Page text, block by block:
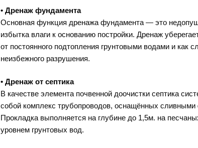
• Дренаж фундамента
Основная функция дренажа фундамента — это
избытка влаги к основанию постройки. Дренаж
от постоянного подтопления грунтовыми водами и как
неизбежного разрушения.
• Дренаж от септика
В качестве элемента почвенной доочистки септика
собой комплекс трубопроводов, оснащённых сливными
Прокладка выполняется на глубине до 1,5м. на
уровнем грунтовых вод.